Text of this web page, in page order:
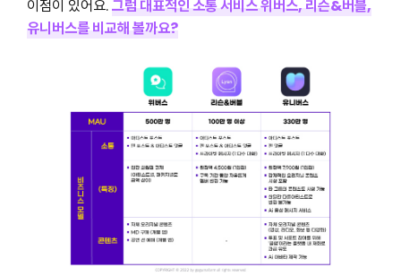
이점이 있어요.그럼 대표적인 소통 서비스 위버스, 리슨&버블,
유니버스를 비교해 볼까요?